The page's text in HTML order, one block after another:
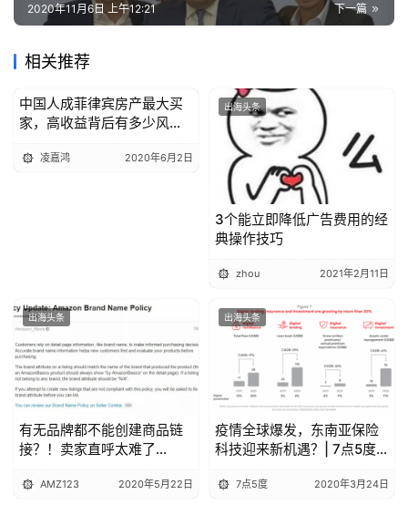
下一篇
2020年11月6日 上午12:21
相关推荐
出海头条
中国人成菲律宾房产最大买
家，高收益背后有多少风
凌嘉鸿 2020年6月2日
出海头条
3个能立即降低广告费用的经
典操作技巧
zhou 2021年2月11日
出海头条
有无品牌都不能创建商品链
接？！卖家直呼太难了...
AMZ123 2020年5月22日
出海头条
疫情全球爆发，东南亚保险
科技迎来新机遇？| 7点5度
7点5度 2020年3月24日